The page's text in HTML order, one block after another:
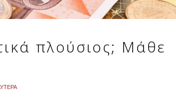
πλούσιος; Μάθε